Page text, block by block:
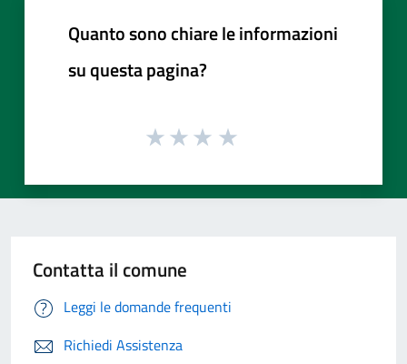
Quanto sono chiare le informazioni
su questa pagina?
Contatta il comune
Leggi le domande frequenti
Richiedi Assistenza